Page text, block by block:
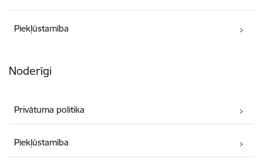
Piekļūstamība
Noderīgi
Privātuma politika
Piekļūstamība